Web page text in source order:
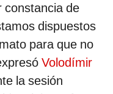
constancia de
dispuestos
para que no
Volodímir
la sesión